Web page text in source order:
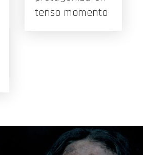
tenso momento